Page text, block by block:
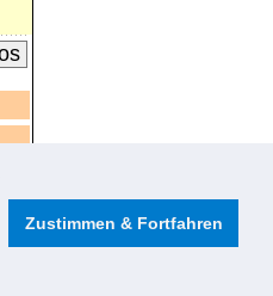
Zustimmen & Fortfahren